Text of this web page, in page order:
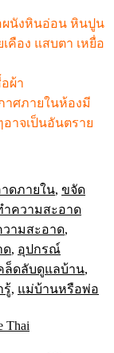
ผนังหินอ่อน หินปูน
คือง แสบตา เหยื่อ
ผ้า
าศภายในห้องมี
าจเป็นอันตราย
ดภายใน, ขจัด
ำความสะอาด
ามสะอาด,
ด, อุปกรณ์
ล็ดลับดูแลบ้าน,
รู้, แม่บ้านหรือพ่อ
Thai